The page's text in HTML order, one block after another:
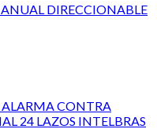
DIRECCIONABLE
CONTRA
24 LAZOS INTELBRAS